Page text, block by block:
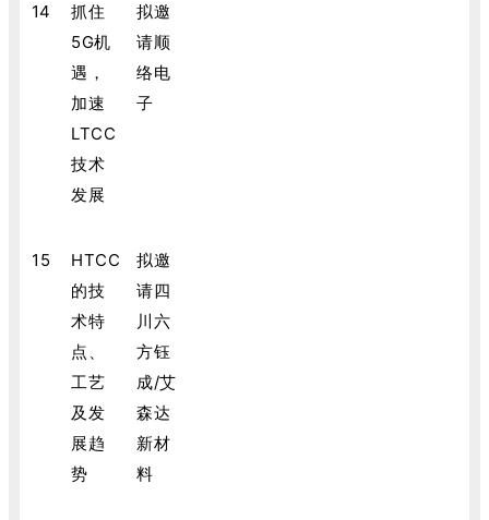
14
抓住
5G机
遇，
加速
LTCC
技术
发展
拟邀
请顺
络电
子
15
HTCC
的技
术特
点、
工艺
及发
展趋
势
拟邀
请四
川六
方钰
成/艾
森达
新材
料